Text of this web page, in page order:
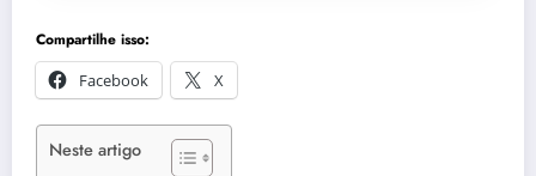
Compartilhe isso:
Facebook
X
Neste artigo